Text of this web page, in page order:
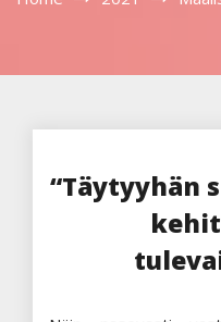
“Täytyyhän